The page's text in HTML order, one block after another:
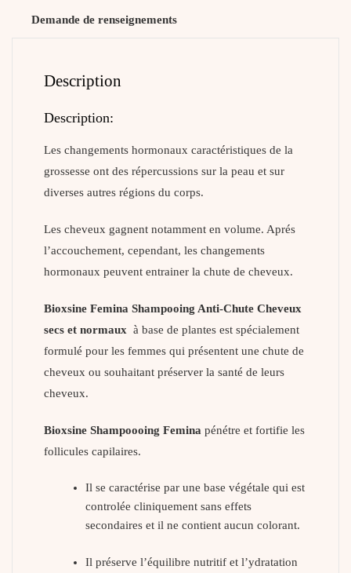
Demande de renseignements
Description
Description:
Les changements hormonaux caractéristiques de la
grossesse ont des répercussions sur la peau et sur
diverses autres régions du corps.
Les cheveux gagnent notamment en volume. Aprés
l’accouchement, cependant, les changements
hormonaux peuvent entrainer la chute de cheveux.
Bioxsine Femina Shampooing Anti-Chute Cheveux
secs et normaux à base de plantes est spécialement
formulé pour les femmes qui présentent une chute de
cheveux ou souhaitant préserver la santé de leurs
cheveux.
Bioxsine Shampoooing Femina pénétre et fortifie les
follicules capilaires.
Il se caractérise par une base végétale qui est
controlée cliniquement sans effets
secondaires et il ne contient aucun colorant.
Il préserve l’équilibre nutritif et l’ydratation